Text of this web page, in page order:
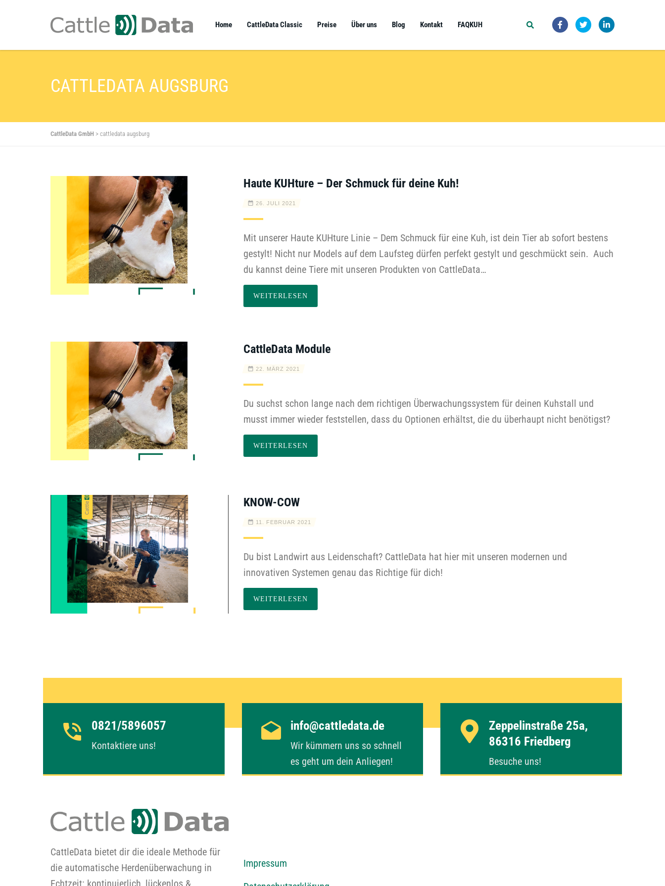
Home CattleData Classic Preise Über uns Blog Kontakt FAQKUH
CATTLEDATA AUGSBURG
CattleData GmbH > cattledata augsburg
Haute KUHture – Der Schmuck für deine Kuh!
26. JULI 2021
Mit unserer Haute KUHture Linie – Dem Schmuck für eine Kuh, ist dein Tier ab sofort bestens
gestylt! Nicht nur Models auf dem Laufsteg dürfen perfekt gestylt und geschmückt sein. Auch
du kannst deine Tiere mit unseren Produkten von CattleData…
WEITERLESEN
CattleData Module
22. MÄRZ 2021
Du suchst schon lange nach dem richtigen Überwachungssystem für deinen Kuhstall und
musst immer wieder feststellen, dass du Optionen erhältst, die du überhaupt nicht benötigst?
WEITERLESEN
KNOW-COW
11. FEBRUAR 2021
Du bist Landwirt aus Leidenschaft? CattleData hat hier mit unseren modernen und
innovativen Systemen genau das Richtige für dich!
WEITERLESEN
0821/5896057
Kontaktiere uns!
info@cattledata.de
Wir kümmern uns so schnell
es geht um dein Anliegen!
Zeppelinstraße 25a,
86316 Friedberg
Besuche uns!
CattleData bietet dir die ideale Methode für
die automatische Herdenüberwachung in
Impressum